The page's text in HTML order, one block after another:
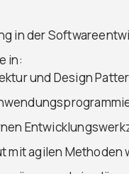
in der
in:
und Design
mit agilen Methoden